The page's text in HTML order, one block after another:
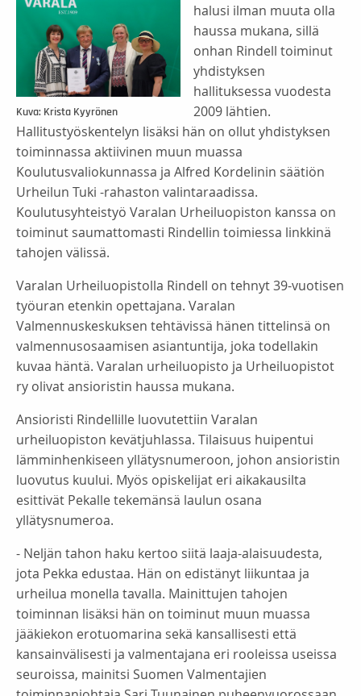
Kuva: Krista Kyyrönen
halusi ilman muuta olla
haussa mukana, sillä
onhan Rindell toiminut
yhdistyksen
hallituksessa vuodesta
2009 lähtien.
Hallitustyöskentelyn lisäksi hän on ollut yhdistyksen
toiminnassa aktiivinen muun muassa
Koulutusvaliokunnassa ja Alfred Kordelinin säätiön
Urheilun Tuki -rahaston valintaraadissa.
Koulutusyhteistyö Varalan Urheiluopiston kanssa on
toiminut saumattomasti Rindellin toimiessa linkkinä
tahojen välissä.
Varalan Urheiluopistolla Rindell on tehnyt 39-vuotisen
työuran etenkin opettajana. Varalan
Valmennuskeskuksen tehtävissä hänen tittelinsä on
valmennusosaamisen asiantuntija, joka todellakin
kuvaa häntä. Varalan urheiluopisto ja Urheiluopistot
ry olivat ansioristin haussa mukana.
Ansioristi Rindellille luovutettiin Varalan
urheiluopiston kevätjuhlassa. Tilaisuus huipentui
lämminhenkiseen yllätysnumeroon, johon ansioristin
luovutus kuului. Myös opiskelijat eri aikakausilta
esittivät Pekalle tekemänsä laulun osana
yllätysnumeroa.
- Neljän tahon haku kertoo siitä laaja-alaisuudesta,
jota Pekka edustaa. Hän on edistänyt liikuntaa ja
urheilua monella tavalla. Mainittujen tahojen
toiminnan lisäksi hän on toiminut muun muassa
jääkiekon erotuomarina sekä kansallisesti että
kansainvälisesti ja valmentajana eri rooleissa useissa
seuroissa, mainitsi Suomen Valmentajien